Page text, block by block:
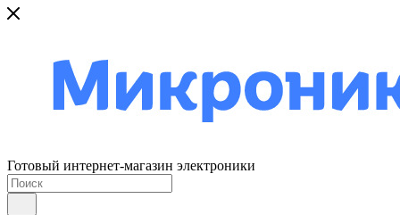
Готовый интернет-магазин электроники